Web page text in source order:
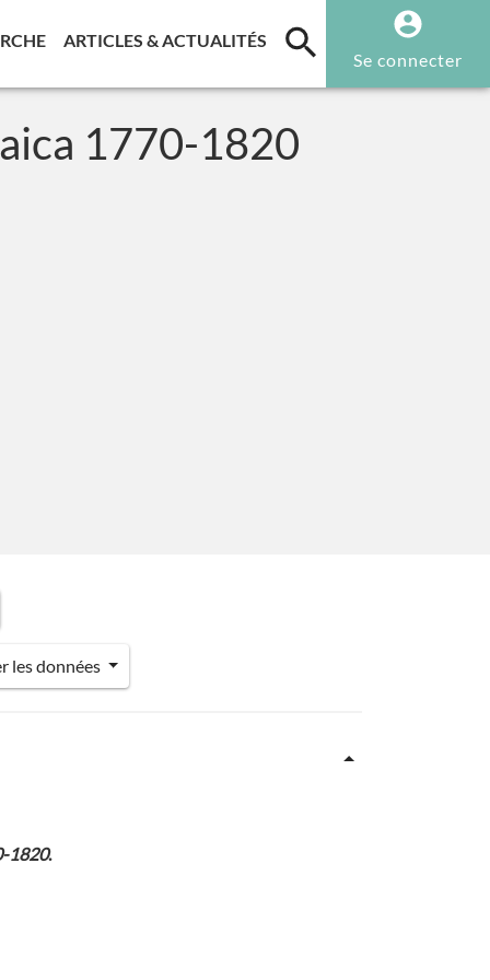
(CURRENT)
ARTICLES & ACTUALITÉS (CURRENT)
Se connecter
1770-1820
les données
1820.